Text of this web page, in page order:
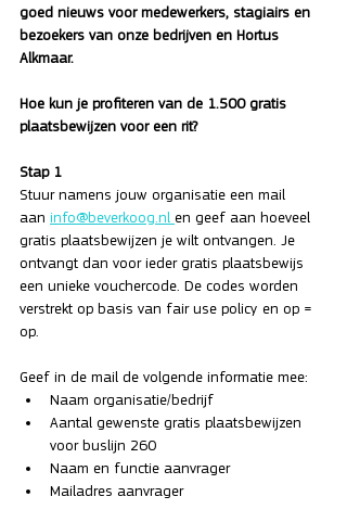
goed nieuws voor medewerkers, stagiairs en
bezoekers van onze bedrijven en Hortus
Alkmaar.
Hoe kun je profiteren van de 1.500 gratis
plaatsbewijzen voor een rit?
Stap 1
Stuur namens jouw organisatie een mail
aan info@beverkoog.nl en geef aan hoeveel
gratis plaatsbewijzen je wilt ontvangen. Je
ontvangt dan voor ieder gratis plaatsbewijs
een unieke vouchercode. De codes worden
verstrekt op basis van fair use policy en op =
op.
Geef in de mail de volgende informatie mee:
Naam organisatie/bedrijf
Aantal gewenste gratis plaatsbewijzen
voor buslijn 260
Naam en functie aanvrager
Mailadres aanvrager